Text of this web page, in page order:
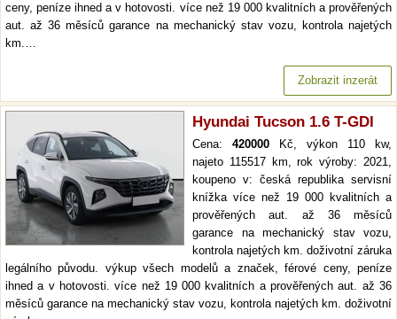
ceny, peníze ihned a v hotovosti. více než 19 000 kvalitních a prověřených
aut. až 36 měsíců garance na mechanický stav vozu, kontrola najetých
km.…
Zobrazit inzerát
Hyundai Tucson 1.6 T-GDI
Cena: 420000 Kč, výkon 110 kw,
najeto 115517 km, rok výroby: 2021,
koupeno v: česká republika servisní
knížka více než 19 000 kvalitních a
prověřených aut. až 36 měsíců
garance na mechanický stav vozu,
kontrola najetých km. doživotní záruka
legálního původu. výkup všech modelů a značek, férové ceny, peníze
ihned a v hotovosti. více než 19 000 kvalitních a prověřených aut. až 36
měsíců garance na mechanický stav vozu, kontrola najetých km. doživotní